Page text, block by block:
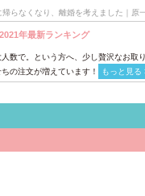
らなくなり、離婚を考えました｜原
年最新ランキング
数で。という方へ、少し贅沢なお取
の注文が増えています！
もっと見る